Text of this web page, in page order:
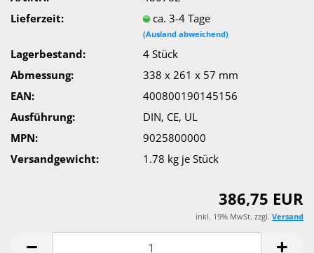
Lieferzeit:
ca. 3-4 Tage
(Ausland abweichend)
Lagerbestand: 4Stück
Abmessung:
338 x 261 x 57 mm
EAN:
400800190145156
Ausführung:
DIN, CE, UL
MPN:
9025800000
Versandgewicht:
1.78 kg je Stück
386,75 EUR
inkl. 19% MwSt. zzgl. Versand